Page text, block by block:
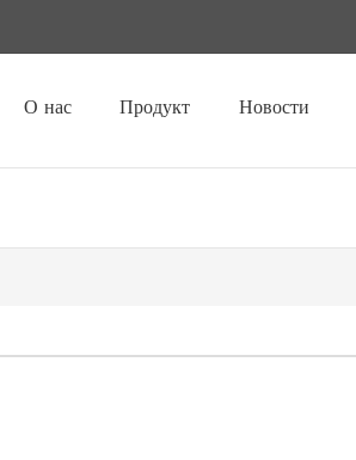
О нас Продукт Новости